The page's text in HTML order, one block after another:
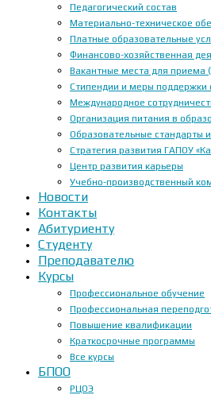
Педагогический состав
Материально-техническое
Платные образовательные
Финансово-хозяйственная
Вакантные места для приема
Стипендии и меры поддержки
Международное
Организация питания в
Образовательные стандарты
Стратегия развития ГАПОУ
Центр развития карьеры
Учебно-производственный
Новости
Контакты
Абитуриенту
Студенту
Преподавателю
Курсы
Профессиональное обучение
Профессиональная
Повышение квалификации
Краткосрочные программы
Все курсы
БПОО
РЦОЭ